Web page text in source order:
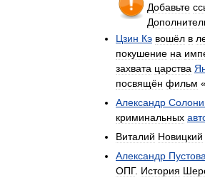
Добавьте
Цзин Кэ вошёл в
покушение на
захвата царства
посвящён фильм «
Александр
криминальных
Виталий Новицкий
Александр
ОПГ. История